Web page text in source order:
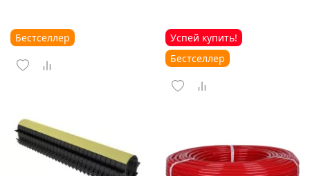
Бестселлер
Успей купить!
Бестселлер